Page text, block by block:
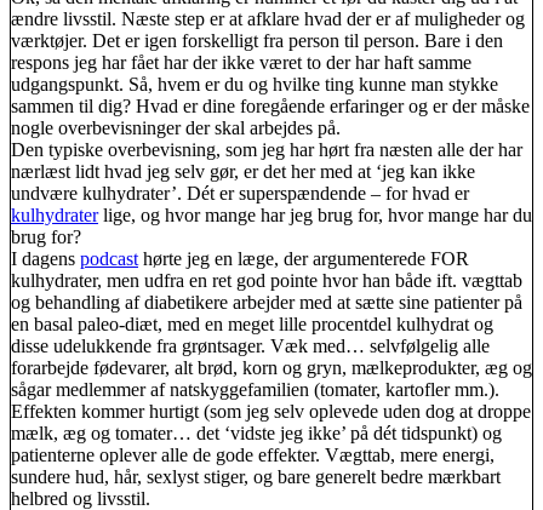
ændre livsstil. Næste step er at afklare hvad der er af muligheder og
værktøjer. Det er igen forskelligt fra person til person. Bare i den
respons jeg har fået har der ikke været to der har haft samme
udgangspunkt. Så, hvem er du og hvilke ting kunne man stykke
sammen til dig? Hvad er dine foregående erfaringer og er der måske
nogle overbevisninger der skal arbejdes på.
Den typiske overbevisning, som jeg har hørt fra næsten alle der har
nærlæst lidt hvad jeg selv gør, er det her med at ‘jeg kan ikke
undvære kulhydrater’. Dét er superspændende – for hvad er
kulhydraterlige, og hvor mange har jeg brug for, hvor mange har du
brug for?
I dagens podcast hørte jeg en læge, der argumenterede FOR
kulhydrater, men udfra en ret god pointe hvor han både ift. vægttab
og behandling af diabetikere arbejder med at sætte sine patienter på
en basal paleo-diæt, med en meget lille procentdel kulhydrat og
disse udelukkende fra grøntsager. Væk med… selvfølgelig alle
forarbejde fødevarer, alt brød, korn og gryn, mælkeprodukter, æg og
sågar medlemmer af natskyggefamilien (tomater, kartofler mm.).
Effekten kommer hurtigt (som jeg selv oplevede uden dog at droppe
mælk, æg og tomater… det ‘vidste jeg ikke’ på dét tidspunkt) og
patienterne oplever alle de gode effekter. Vægttab, mere energi,
sundere hud, hår, sexlyst stiger, og bare generelt bedre mærkbart
helbred og livsstil.